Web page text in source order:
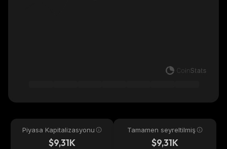
Piyasa Kapitalizasyonu
$9,31K
Tamamen seyreltilmiş
$9,31K